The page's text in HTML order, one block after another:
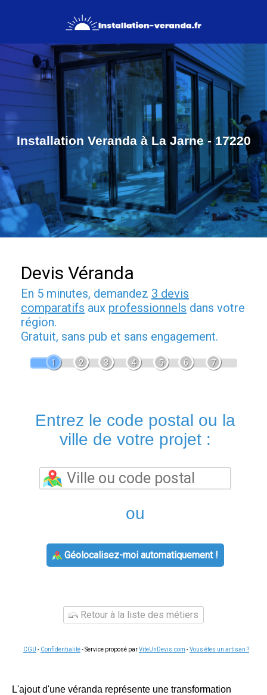
Installation Veranda à La Jarne - 17220
Devis Véranda
En 5 minutes, demandez 3 devis
comparatifs aux professionnels dans votre
région.
Gratuit, sans pub et sans engagement.
1 2 3 4 5 6 7
Entrez le code postal ou la
ville de votre projet :
ou
Géolocalisez-moi automatiquement !
Retour à la liste des métiers
CGU - Confidentialité- Service proposé parViteUnDevis.com -Vous êtes un artisan ?
L'ajout d'une véranda représente une transformation